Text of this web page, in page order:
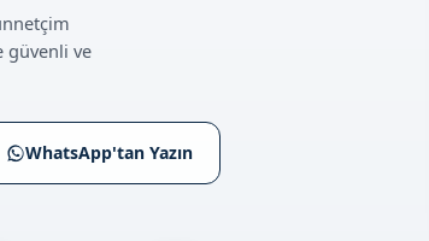
güvenli ve
WhatsApp'tan Yazın